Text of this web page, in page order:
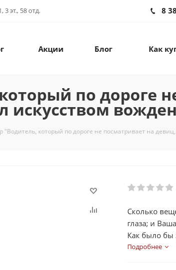
эт., 58 отд. 8
Акции Блог Как
по дороге
искусством
"Водитель, который по дороге не посматривает на
Сколько
глаза; и
Как было бы
глазами, а
Подробнее